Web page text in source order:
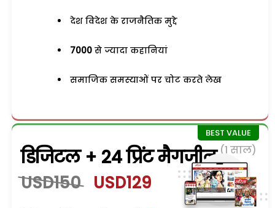
देश विदेश के राजनैतिक मुद्दे
7000 से ज्यादा कहानियां
समाजिक समस्याओं पर चोट करते लेख
डिजिटल + 24 प्रिंट मैगजीन (1 साल)
USD150 USD129